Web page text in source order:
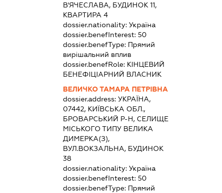
В'ЯЧЕСЛАВА, БУДИНОК 11,
КВАРТИРА 4
dossier.nationality:Україна
dossier.benefInterest:50
dossier.benefType: Прямий
вирішальний вплив
dossier.benefRole: КІНЦЕВИЙ
БЕНЕФІЦІАРНИЙ ВЛАСНИК
ВЕЛИЧКО ТАМАРА ПЕТРІВНА
dossier.address:УКРАЇНА,
07442, КИЇВСЬКА ОБЛ.,
БРОВАРСЬКИЙ Р-Н, СЕЛИЩЕ
МІСЬКОГО ТИПУ ВЕЛИКА
ДИМЕРКА(З),
ВУЛ.ВОКЗАЛЬНА, БУДИНОК
38
dossier.nationality:Україна
dossier.benefInterest:50
dossier.benefType: Прямий